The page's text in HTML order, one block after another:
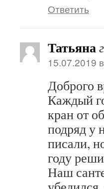
Ответить
Татьяна
15.07.2019
Доброго
Каждый
кран от
подряд у
писали,
году
Наш